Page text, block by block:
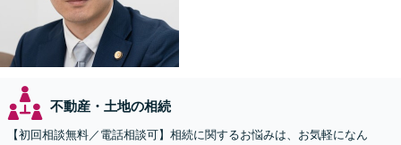
不動産・土地の相続
【初回相談無料／電話相談可】相続に関するお悩みは、お気軽になん